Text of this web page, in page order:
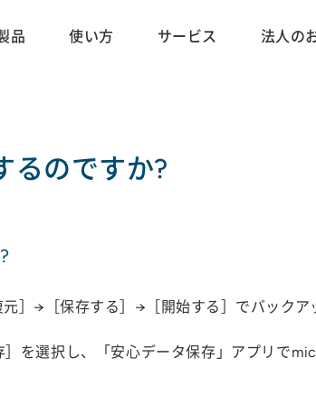
品 使い方 サービス 法人の
るのですか?
］→［保存する］→［開始する］でバックア
を選択し、「安心データ保存」アプリで